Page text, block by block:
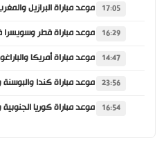
17:05
16:29
14:47
23:56
16:54